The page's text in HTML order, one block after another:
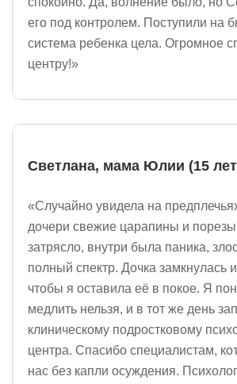
его под контролем. Поступили на
система ребенка цела. Огромное
центру!»
Светлана, мама Юлии (15
«Случайно увидела на
дочери свежие царапины и
затрясло, внутри была паника,
полный спектр. Дочка замкнулась
чтобы я оставила её в покое. Я
медлить нельзя, и в тот же день
клиническому подростковому
центра. Спасибо специалистам,
нас без капли осуждения.